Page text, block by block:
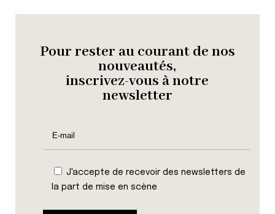
Pour rester au courant de nos
nouveautés,
inscrivez-vous à notre
newsletter
J'accepte de recevoir des newsletters de
la part de mise en scène